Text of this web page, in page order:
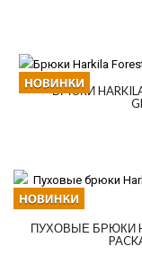
БРЮКИ HARKILA
ПУХОВЫЕ БРЮКИ